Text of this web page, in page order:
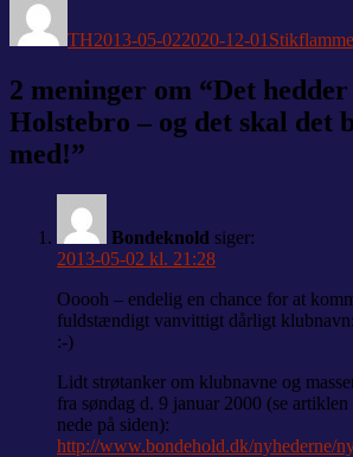
TH2013-05-022020-12-01 Stikflamme
2 meninger om “Det
Holstebro – og det skal det
med!”
Bondeknold siger:
2013-05-02 kl. 21:28
Ooooh – endelig en chance for at
fuldstændigt vanvittigt dårligt
:-)
Lidt strøtanker om klubnavne og
fra søndag d. 9 januar 2000 (se
nede på siden):
http://www.bondehold.dk/nyhederne/